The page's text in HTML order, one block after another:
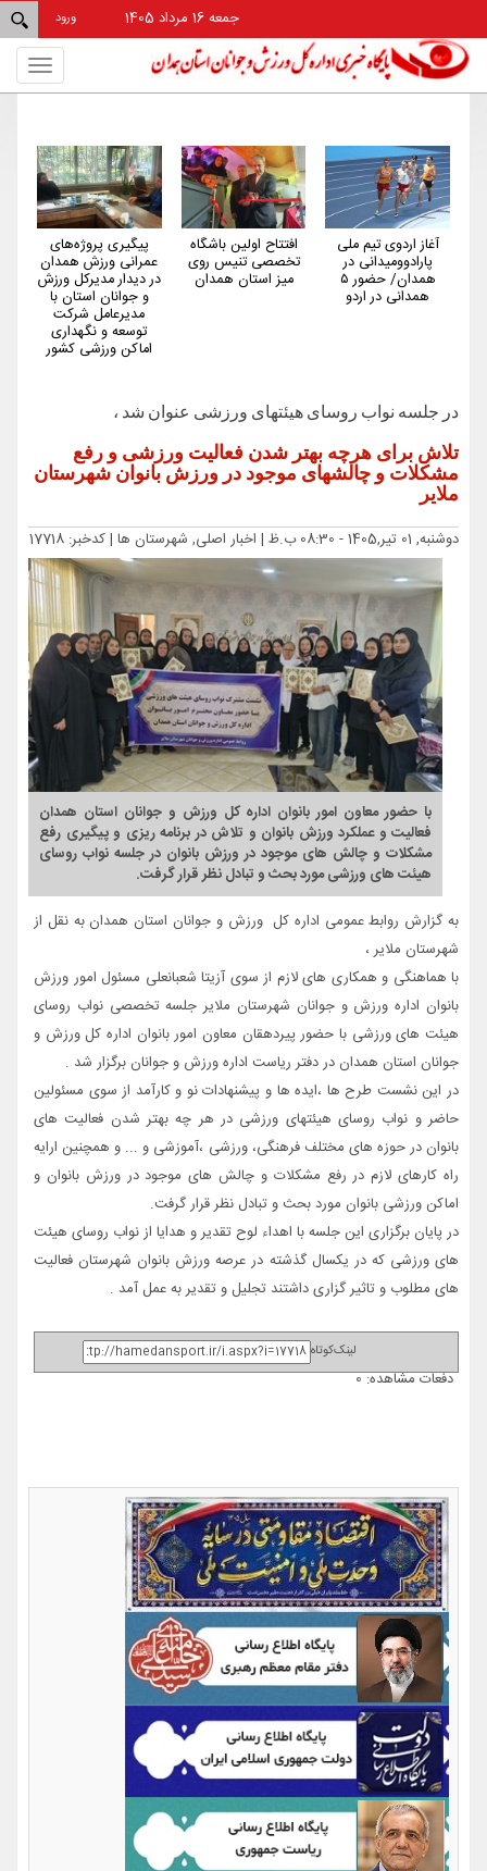
ورود
جمعه 16 مرداد 1405
آغاز اردوی تیم ملی
پارادوومیدانی در
همدان/ حضور ۵
همدانی در اردو
افتتاح اولین باشگاه
تخصصی تنیس روی
میز استان همدان
پیگیری پروژه‌های
عمرانی ورزش همدان
در دیدار مدیرکل ورزش
و جوانان استان با
مدیرعامل شرکت
توسعه و نگهداری
اماکن ورزشی کشور
در جلسه نواب روسای هیئتهای ورزشی عنوان شد ،
تلاش برای هرچه بهتر شدن فعالیت ورزشی و رفع
مشکلات و چالشهای موجود در ورزش بانوان شهرستان
ملایر
دوشنبه, 01 تیر,1405 - 08:30 ب.ظ | اخبار اصلی, شهرستان ها | کدخبر: 17718
با حضور معاون امور بانوان اداره کل ورزش و جوانان استان همدان
فعالیت و عملکرد ورزش بانوان و تلاش در برنامه ریزی و پیگیری رفع
مشکلات و چالش های موجود در ورزش بانوان در جلسه نواب روسای
هیئت های ورزشی مورد بحث و تبادل نظر قرار گرفت.
به گزارش روابط عمومی اداره کل ورزش و جوانان استان همدان به نقل از
شهرستان ملایر ،
با هماهنگی و همکاری های لازم از سوی آزیتا شعبانعلی مسئول امور ورزش
بانوان اداره ورزش و جوانان شهرستان ملایر جلسه تخصصی نواب روسای
هیئت های ورزشی با حضور پیردهقان معاون امور بانوان اداره کل ورزش و
جوانان استان همدان در دفتر ریاست اداره ورزش و جوانان برگزار شد .
در این نشست طرح ها ،ایده ها و پیشنهادات نو و کارآمد از سوی مسئولین
حاضر و نواب روسای هیئتهای ورزشی در هر چه بهتر شدن فعالیت های
بانوان در حوزه های مختلف فرهنگی، ورزشی ،آموزشی و ... و همچنین ارایه
راه کارهای لازم در رفع مشکلات و چالش های موجود در ورزش بانوان و
اماکن ورزشی بانوان مورد بحث و تبادل نظر قرار گرفت.
در پایان برگزاری این جلسه با اهداء لوح تقدیر و هدایا از نواب روسای هیئت
های ورزشی که در یکسال گذشته در عرصه ورزش بانوان شهرستان فعالیت
های مطلوب و تاثیر گزاری داشتند تجلیل و تقدیر به عمل آمد .
لینک‌کوتاه
دفعات مشاهده: 0